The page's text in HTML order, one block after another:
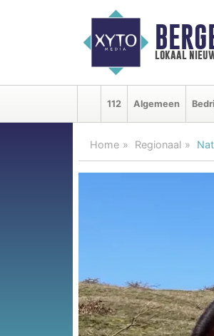
lokaal
112 Algemeen
Home Regionaal